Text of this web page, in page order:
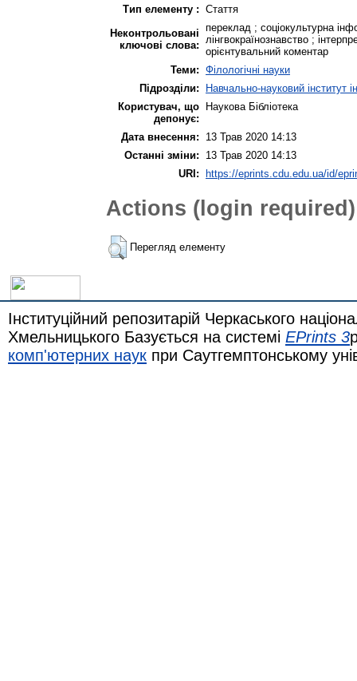
Тип елементу : Стаття
Неконтрольовані
ключові слова:
переклад ; соціокультурна
лінгвокраїнознавство ;
орієнтувальний коментар
Теми: Філологічні науки
Підрозділи:
Навчально-науковий інститут
Користувач, що
депонує:
Наукова Бібліотека
Дата внесення:
13 Трав 2020 14:13
Останні зміни:
13 Трав 2020 14:13
URI: https://eprints.cdu.edu.ua/id/
Actions (login required)
Перегляд елементу
Інституційний репозитарій Черкаського
Хмельницького Базується на системі EPrints 3
комп'ютерних наук при Саутгемптонському